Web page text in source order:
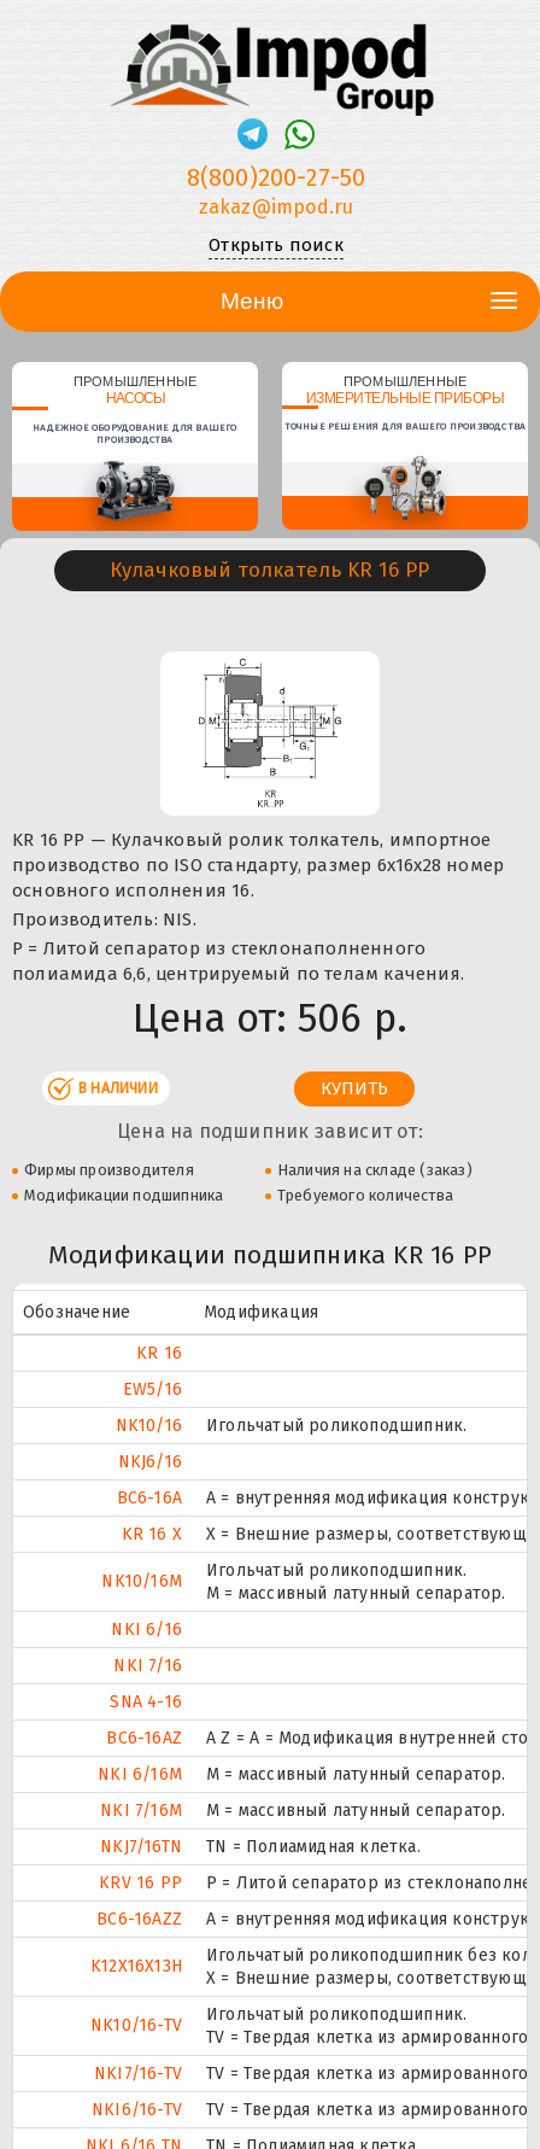
8(800)200-27-50
zakaz@impod.ru
Открыть поиск
Меню
ПРОМЫШЛЕННЫЕ
НАСОСЫ
НАДЕЖНОЕ ОБОРУДОВАНИЕ ДЛЯ ВАШЕГО
ПРОИЗВОДСТВА
ПРОМЫШЛЕННЫЕ
ИЗМЕРИТЕЛЬНЫЕ ПРИБОРЫ
ТОЧНЫЕ РЕШЕНИЯ ДЛЯ ВАШЕГО ПРОИЗВОДСТВА
Кулачковый толкатель KR 16 PP
KR 16 PP — Кулачковый ролик толкатель, импортное
производство по ISO стандарту, размер 6x16x28 номер
основного исполнения 16.
Производитель: NIS.
P = Литой сепаратор из стеклонаполненного
полиамида 6,6, центрируемый по телам качения.
Цена от: 506 р.
В НАЛИЧИИ
Цена на подшипник зависит от:
Фирмы производителя
Наличия на складе (заказ)
Модификации подшипника
Требуемого количества
Модификации подшипника KR 16 PP
Обозначение
Модификация
KR 16
EW5/16
NK10/16
Игольчатый роликоподшипник.
NKJ6/16
BC6-16A
A = внутренняя модификация
KR 16 X
X = Внешние размеры,
NK10/16M
Игольчатый роликоподшипник.
M = массивный латунный сепаратор.
NKI 6/16
NKI 7/16
SNA 4-16
BC6-16AZ
A Z = A = Модификация внутренней
NKI 6/16M
M = массивный латунный сепаратор.
NKI 7/16M
M = массивный латунный сепаратор.
NKJ7/16TN
TN = Полиамидная клетка.
KRV 16 PP
P = Литой сепаратор из
BC6-16AZZ
A = внутренняя модификация
K12X16X13H
Игольчатый роликоподшипник без
X = Внешние размеры,
NK10/16-TV
Игольчатый роликоподшипник.
TV = Твердая клетка из
NKI7/16-TV
TV = Твердая клетка из
NKI6/16-TV
TV = Твердая клетка из